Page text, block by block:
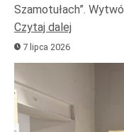
Szamotułach”.
Czytaj dalej
7 lipca 2026
plików
dźwiękowych